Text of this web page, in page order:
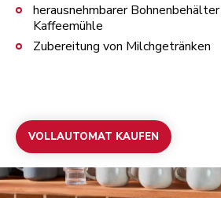
herausnehmbarer
Kaffeemühle
Zubereitung von Milchgetränken
VOLLAUTOMAT KAUFEN